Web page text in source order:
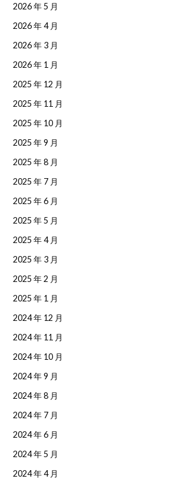
2026 年 5 月
2026 年 4 月
2026 年 3 月
2026 年 1 月
2025 年 12 月
2025 年 11 月
2025 年 10 月
2025 年 9 月
2025 年 8 月
2025 年 7 月
2025 年 6 月
2025 年 5 月
2025 年 4 月
2025 年 3 月
2025 年 2 月
2025 年 1 月
2024 年 12 月
2024 年 11 月
2024 年 10 月
2024 年 9 月
2024 年 8 月
2024 年 7 月
2024 年 6 月
2024 年 5 月
2024 年 4 月